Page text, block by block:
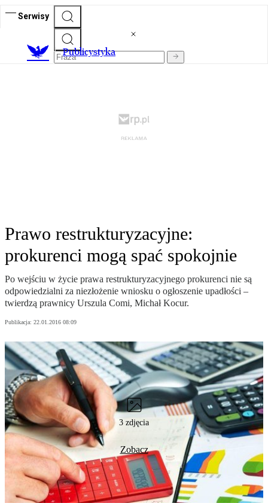
Serwisy
Publicystyka
Prawo restrukturyzacyjne:
prokurenci mogą spać spokojnie
Po wejściu w życie prawa restrukturyzacyjnego prokurenci nie są
odpowiedzialni za niezłożenie wniosku o ogłoszenie upadłości –
twierdzą prawnicy Urszula Comi, Michał Kocur.
Publikacja: 22.01.2016 08:09
3 zdjęcia
Zobacz